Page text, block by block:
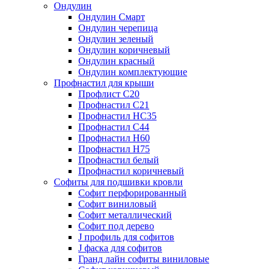
Ондулин
Ондулин Смарт
Ондулин черепица
Ондулин зеленый
Ондулин коричневый
Ондулин красный
Ондулин комплектующие
Профнастил для крыши
Профлист С20
Профнастил С21
Профнастил НС35
Профнастил С44
Профнастил Н60
Профнастил Н75
Профнастил белый
Профнастил коричневый
Софиты для подшивки кровли
Cофит перфорированный
Софит виниловый
Софит металлический
Софит под дерево
J профиль для софитов
J фаска для софитов
Гранд лайн софиты виниловые